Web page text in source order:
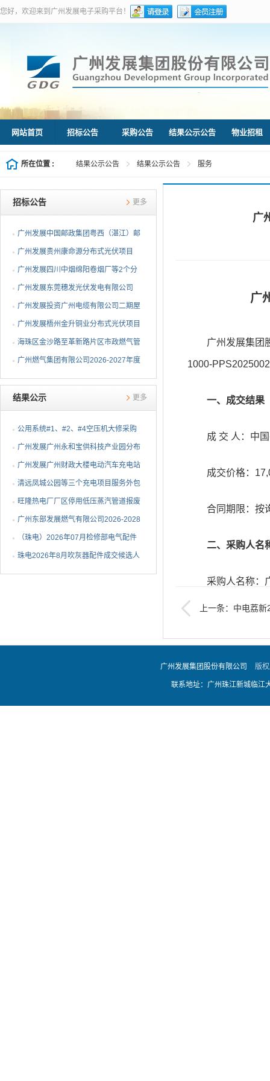
您好，欢迎来到广州发展电子采购平台！
网站首页 招标公告 采购公告 结果公示公告 物业招租
所在位置 : 结果公示公告 结果公示公告 服务
广
广
广州发展集团股
1000-
一、成交结果
成 交 人：中国
成交价格：
合同期限：按
二、采购人名
采购人名称：广
采购人单位联系
地址：广州市珠
上一条：中电荔
招标公告 更多
广州发展中国邮政集团粤西（湛江）邮
件处理中心等3个分布...
广州发展贵州康命源分布式光伏项目
EPC总承包（第二次招标...
广州发展四川中烟绵阳卷烟厂等2个分
布式光伏项目EPC总承包...
广州发展东莞穗发光伏发电有限公司
（广州港新沙港务有限公...
广州发展投资广州电缆有限公司二期屋
顶分布式光伏项目EPC...
广州发展梧州金升铜业分布式光伏项目
EPC总承包招标公告
海珠区金沙路至革新路片区市政燃气管
网更新工程招标公告
广州燃气集团有限公司2026-2027年度
燃气用埋地聚乙烯（PE1...
结果公示 更多
公用系统#1、#2、#4空压机大修采购
结果公告
⼴州发展⼴州永和宝供科技产业园分布
式光伏项⽬可⾏性研究...
广州发展广州财政大楼电动汽车充电站
项目采购结果公告
清远凤城公园等三个充电项目服务外包
项目采购结果公告
旺隆热电厂厂区停用低压蒸汽管道报废
拆除及废旧物资处置项...
广州东部发展燃气有限公司2026-2028
年非开挖燃气管道精确...
（珠电）2026年07月检修部电气配件
1批成交候选人公示
珠电2026年8月吹灰器配件成交候选人
公示
广州发展集团股份有限公司 版
联系地址：广州珠江新城临江